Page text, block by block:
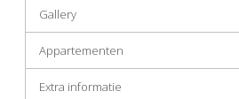
Gallery
Appartementen
Extra informatie